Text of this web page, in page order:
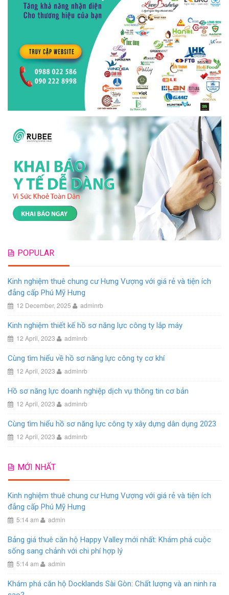
POPULAR
Kinh nghiệm thuê chung cư Hưng Vượng với giá rẻ và tiện ích
đẳng cấp Phú Mỹ Hưng
12 December, 2025 adminrb
Kinh nghiệm thiết kế hồ sơ năng lực công ty lắp máy
12 April, 2023 adminrb
Cùng tìm hiểu về hồ sơ năng lực công ty cơ khí
12 April, 2023 adminrb
Hồ sơ năng lực doanh nghiệp dịch vụ thông tin cơ bản
12 April, 2023 adminrb
Cùng tìm hiểu hồ sơ năng lực công ty xây dựng dân dụng 2023
12 April, 2023 adminrb
MỚI NHẤT
Kinh nghiệm thuê chung cư Hưng Vượng với giá rẻ và tiện ích
đẳng cấp Phú Mỹ Hưng
5:14 am admin
Bảng giá thuê căn hộ Happy Valley mới nhất: Khám phá cuộc
sống sang chảnh với chi phí hợp lý
5:14 am admin
Khám phá căn hộ Docklands Sài Gòn: Chất lượng và an ninh ra